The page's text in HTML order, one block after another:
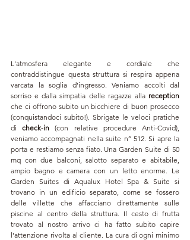
L'atmosfera elegante e cordiale che
contraddistingue questa struttura si respira appena
varcata la soglia d'ingresso. Veniamo accolti dal
sorriso e dalla simpatia delle ragazze alla
che ci offrono subito un bicchiere di buon prosecco
(conquistandoci subito!). Sbrigate le veloci pratiche
di check-in (con relative procedure Anti-Covid),
veniamo accompagnati nella suite n° 512. Si apre la
porta e restiamo senza fiato. Una Garden Suite di 50
mq con due balconi, salotto separato e abitabile,
ampio bagno e camera con un letto enorme. Le
Garden Suites di Aqualux Hotel Spa & Suite si
trovano in un edificio separato, come se fossero
delle villette che affacciano direttamente sulle
piscine al centro della struttura. Il cesto di frutta
trovato al nostro arrivo ci ha fatto subito capire
l'attenzione rivolta al cliente. La cura di ogni minimo